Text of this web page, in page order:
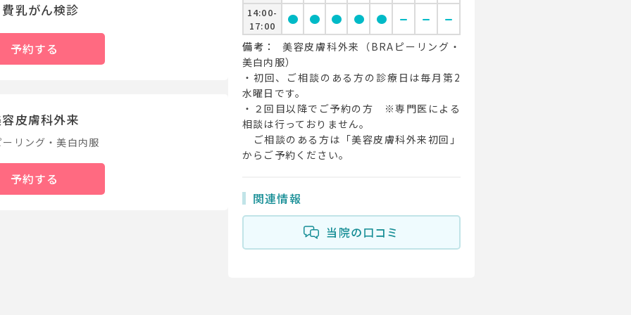
乳がん検診
予約する
皮膚科外来
リング・美白内服
予約する
14:00-
17:00
circle circle circle circle circle remove remove remove
備考：
美容皮膚科外来（BRAピーリング・
美白内服）
・初回、ご相談のある方の診療日は毎月第2
水曜日です。
・２回目以降でご予約の方 ※専門医による
相談は行っておりません。
ご相談のある方は「美容皮膚科外来初回」
からご予約ください。
関連情報
当院の口コミ